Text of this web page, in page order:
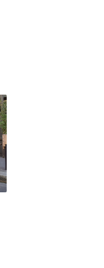
(37)
l'obsession
et vous invite à
samedi.